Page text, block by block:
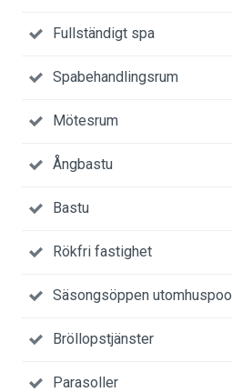
Fullständigt spa
Spabehandlingsrum
Mötesrum
Ångbastu
Bastu
Rökfri fastighet
Säsongsöppen utomhuspool
Bröllopstjänster
Parasoller